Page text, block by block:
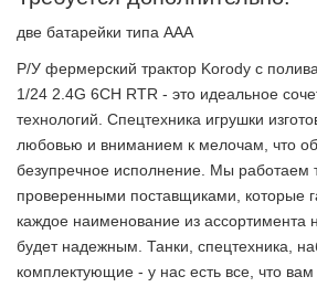
две батарейки типа ААА
Р/У фермерский трактор Korody с
1/24 2.4G 6CH RTR - это идеальное
технологий. Спецтехника игрушки
любовью и вниманием к мелочам, что
безупречное исполнение. Мы работаем
проверенными поставщиками, которые
каждое наименование из ассортимента
будет надежным. Танки, спецтехника,
комплектующие - у нас есть все, что